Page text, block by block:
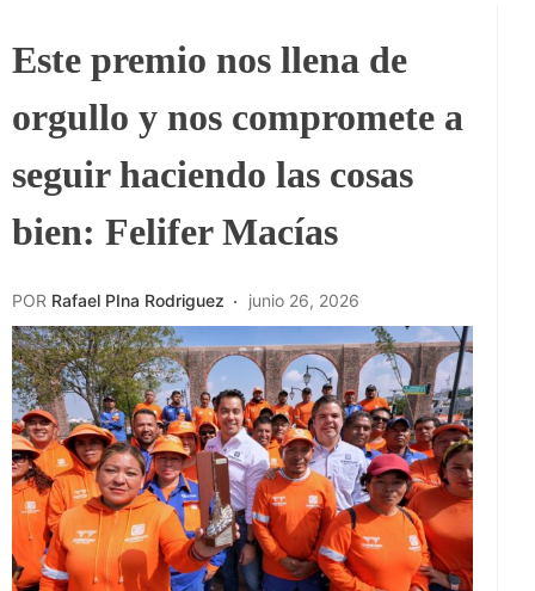
Este premio nos llena de
orgullo y nos compromete a
seguir haciendo las cosas
bien: Felifer Macías
POR Rafael PIna Rodriguez junio 26, 2026